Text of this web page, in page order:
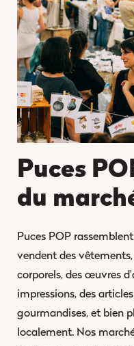
Puces
du
Puces POP
vendent des
corporels, des œuvres
impressions, des
gourmandises, et bien
localement. Nos